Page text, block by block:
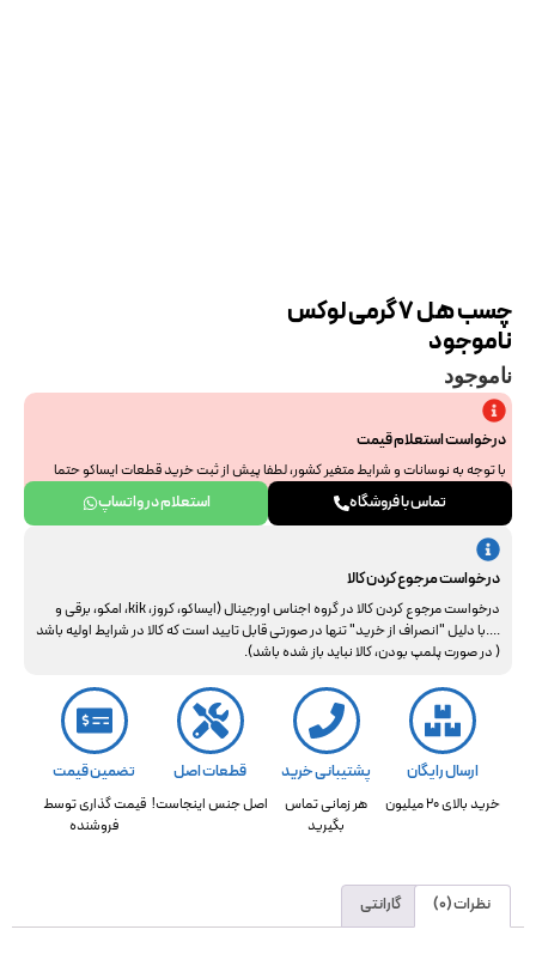
چسب هل 7 گرمی لوکس
ناموجود
ناموجود
درخواست استعلام قیمت
با توجه به نوسانات و شرایط متغیر کشور، لطفا پیش از ثبت خرید قطعات ایساکو حتما
جهت استعلام نهایی با ما هماهنگ فرمایید. از همراهی و درک شما سپاسگزاریم.
تماس با فروشگاه استعلام در واتساپ
درخواست مرجوع کردن کالا
درخواست مرجوع کردن کالا در گروه اجناس اورجینال (ایساکو، کروز، kik، امکو، برقی و
....با دلیل "انصراف از خرید" تنها در صورتی قابل تایید است که کالا در شرایط اولیه باشد
( در صورت پلمپ بودن، کالا نباید باز شده باشد).
ارسال رایگان
خرید بالای 20 میلیون
پشتیبانی خرید
هر زمانی تماس
بگیرید
قطعات اصل
اصل جنس اینجاست!
تضمین قیمت
قیمت گذاری توسط
فروشنده
نظرات (0) گارانتی